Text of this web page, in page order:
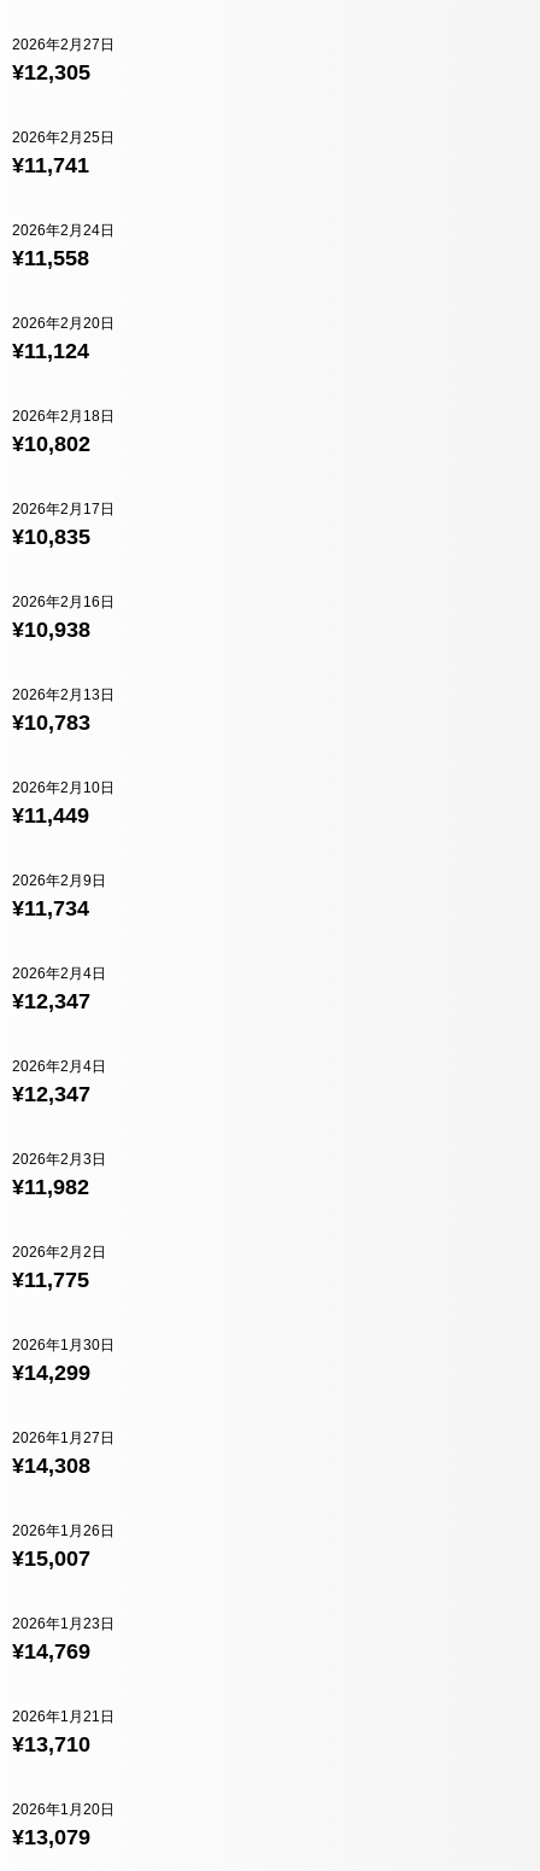
¥12,305
2026年2月27日
¥11,741
2026年2月25日
¥11,558
2026年2月24日
¥11,124
2026年2月20日
¥10,802
2026年2月18日
¥10,835
2026年2月17日
¥10,938
2026年2月16日
¥10,783
2026年2月13日
¥11,449
2026年2月10日
¥11,734
2026年2月9日
¥12,347
2026年2月4日
¥12,347
2026年2月4日
¥11,982
2026年2月3日
¥11,775
2026年2月2日
¥14,299
2026年1月30日
¥14,308
2026年1月27日
¥15,007
2026年1月26日
¥14,769
2026年1月23日
¥13,710
2026年1月21日
¥13,079
2026年1月20日